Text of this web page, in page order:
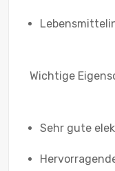
Wichtige
Sehr gute